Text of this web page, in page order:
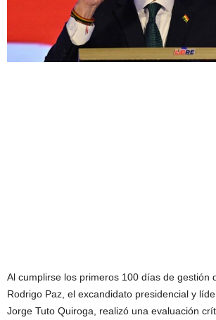
Al cumplirse los primeros 100 días de gestión
Rodrigo Paz, el excandidato presidencial y
Jorge Tuto Quiroga, realizó una evaluación